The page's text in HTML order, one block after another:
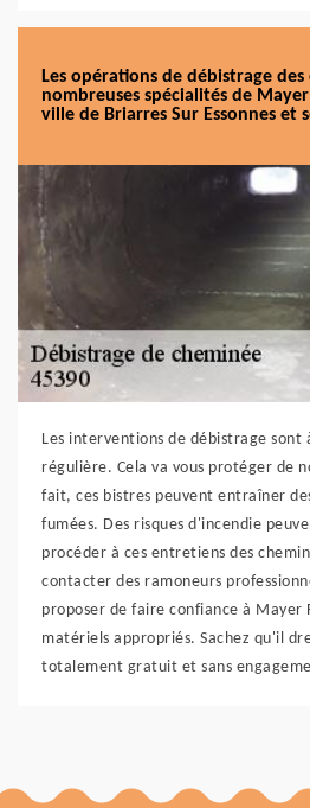
Les opérations de débistrage
nombreuses spécialités de
ville de Briarres Sur Essonnes et
Les interventions de débistrage sont
régulière. Cela va vous protéger de
fait, ces bistres peuvent entraîner
fumées. Des risques d'incendie
procéder à ces entretiens des
contacter des ramoneurs
proposer de faire confiance à Mayer
matériels appropriés. Sachez qu'il
totalement gratuit et sans